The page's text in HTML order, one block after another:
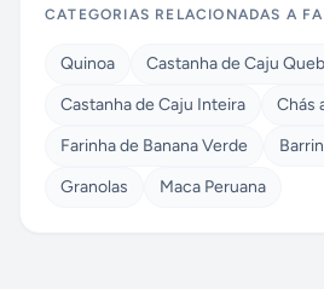
CATEGORIAS RELACIONADAS A
Quinoa
Castanha de Caju
Castanha de Caju Inteira
Chás
Farinha de Banana Verde
Granolas
Maca Peruana